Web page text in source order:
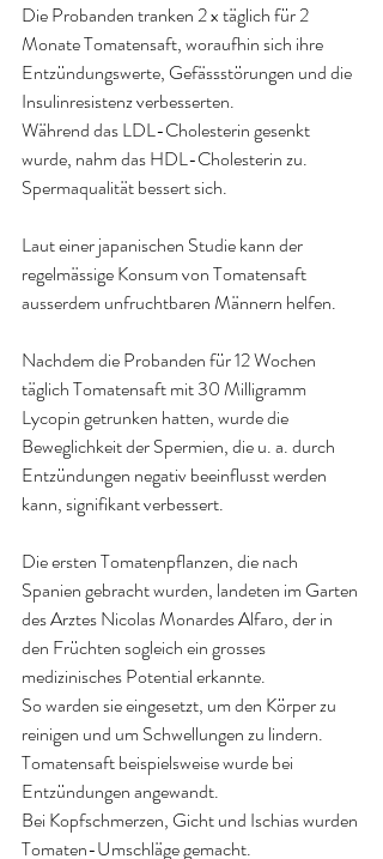
Die Probanden tranken 2 x täglich für 2
Monate Tomatensaft, woraufhin sich ihre
Entzündungswerte, Gefässstörungen und die
Insulinresistenz verbesserten.
Während das LDL-Cholesterin gesenkt
wurde, nahm das HDL-Cholesterin zu.
Spermaqualität bessert sich.
Laut einer japanischen Studie kann der
regelmässige Konsum von Tomatensaft
ausserdem unfruchtbaren Männern helfen.
Nachdem die Probanden für 12 Wochen
täglich Tomatensaft mit 30 Milligramm
Lycopin getrunken hatten, wurde die
Beweglichkeit der Spermien, die u. a. durch
Entzündungen negativ beeinflusst werden
kann, signifikant verbessert.
Die ersten Tomatenpflanzen, die nach
Spanien gebracht wurden, landeten im Garten
des Arztes Nicolas Monardes Alfaro, der in
den Früchten sogleich ein grosses
medizinisches Potential erkannte.
So warden sie eingesetzt, um den Körper zu
reinigen und um Schwellungen zu lindern.
Tomatensaft beispielsweise wurde bei
Entzündungen angewandt.
Bei Kopfschmerzen, Gicht und Ischias wurden
Tomaten-Umschläge gemacht.